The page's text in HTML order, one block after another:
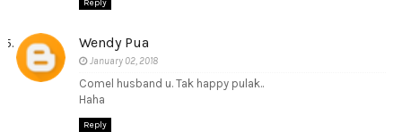
Reply
Wendy Pua
January 02, 2018
Comel husband u. Tak happy pulak..
Haha
Reply